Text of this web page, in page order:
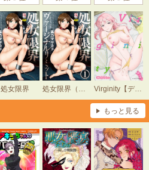
処女限界 Virginity【デジタル版】
もっと見る